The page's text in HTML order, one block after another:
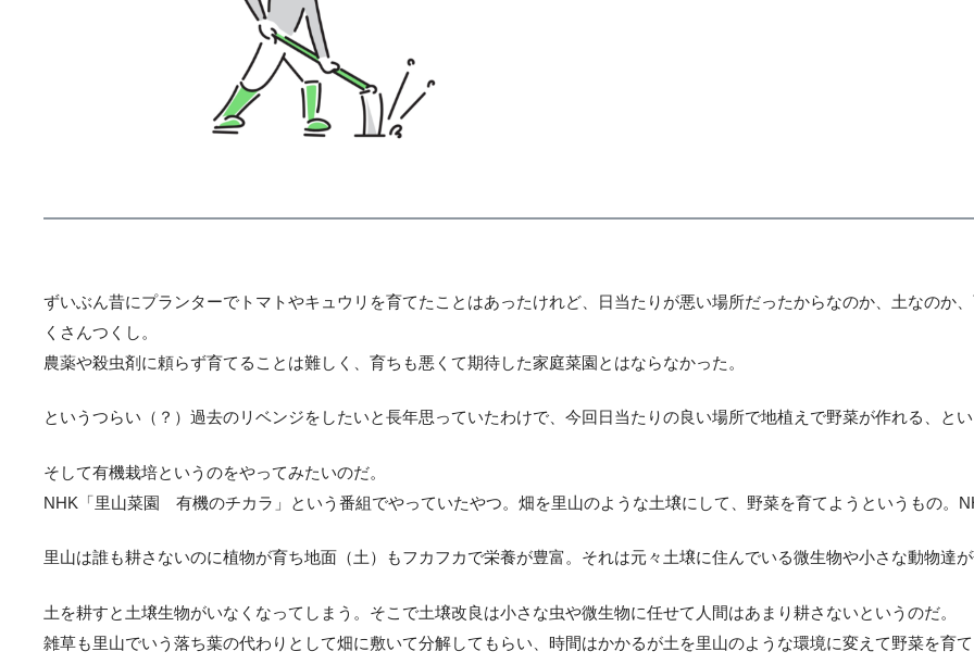
ずいぶん昔にプランターでトマトやキュウリを育てたことはあったけれど、日当たりが悪い場所だったからなのか、土なのか
くさんつくし。
農薬や殺虫剤に頼らず育てることは難しく、育ちも悪くて期待した家庭菜園とはならなかった。
というつらい（？）過去のリベンジをしたいと長年思っていたわけで、今回日当たりの良い場所で地植えで野菜が作れる、と
そして有機栽培というのをやってみたいのだ。
NHK「里山菜園 有機のチカラ」という番組でやっていたやつ。畑を里山のような土壌にして、野菜を育てようというもの。
里山は誰も耕さないのに植物が育ち地面（土）もフカフカで栄養が豊富。それは元々土壌に住んでいる微生物や小さな動物達
土を耕すと土壌生物がいなくなってしまう。そこで土壌改良は小さな虫や微生物に任せて人間はあまり耕さないというのだ。
雑草も里山でいう落ち葉の代わりとして畑に敷いて分解してもらい、時間はかかるが土を里山のような環境に変えて野菜を育